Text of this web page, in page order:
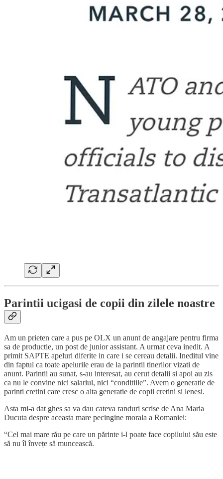
Parintii ucigasi de copii din zilele noastre
Am un prieten care a pus pe OLX un anunt de angajare pentru firma
sa de productie, un post de junior assistant. A urmat ceva inedit. A
primit SAPTE apeluri diferite in care i se cereau detalii. Ineditul vine
din faptul ca toate apelurile erau de la parintii tinerilor vizati de
anunt. Parintii au sunat, s-au interesat, au cerut detalii si apoi au zis
ca nu le convine nici salariul, nici “conditiile”. Avem o generatie de
parinti cretini care cresc o alta generatie de copii cretini si lenesi.
Asta mi-a dat ghes sa va dau cateva randuri scrise de Ana Maria
Ducuta despre aceasta mare pecingine morala a Romaniei:
“Cel mai mare rău pe care un părinte i-l poate face copilului său este
să nu îl învețe să muncească.